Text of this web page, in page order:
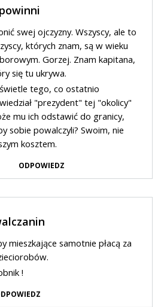
swej ojczyzny. Wszyscy, ale to
których znam, są w wieku
Gorzej. Znam kapitana,
się tu ukrywa.
tego, co ostatnio
"prezydent" tej "okolicy"
mu ich odstawić do granicy,
sobie powalczyli? Swoim, nie
kosztem.
ODPOWIEDZ
mieszkające samotnie płacą za
!